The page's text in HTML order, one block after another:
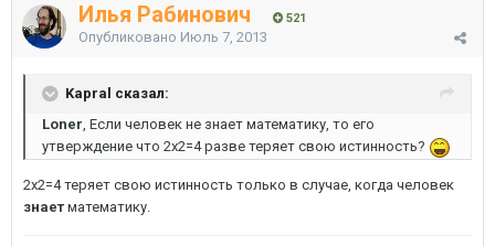
Илья Рабинович 521
Опубликовано Июль 7, 2013
Kapral сказал:
Loner, Если человек не знает математику, то его
утверждение что 2х2=4 разве теряет свою истинность?
2х2=4 теряет свою истинность только в случае, когда человек
знает математику.